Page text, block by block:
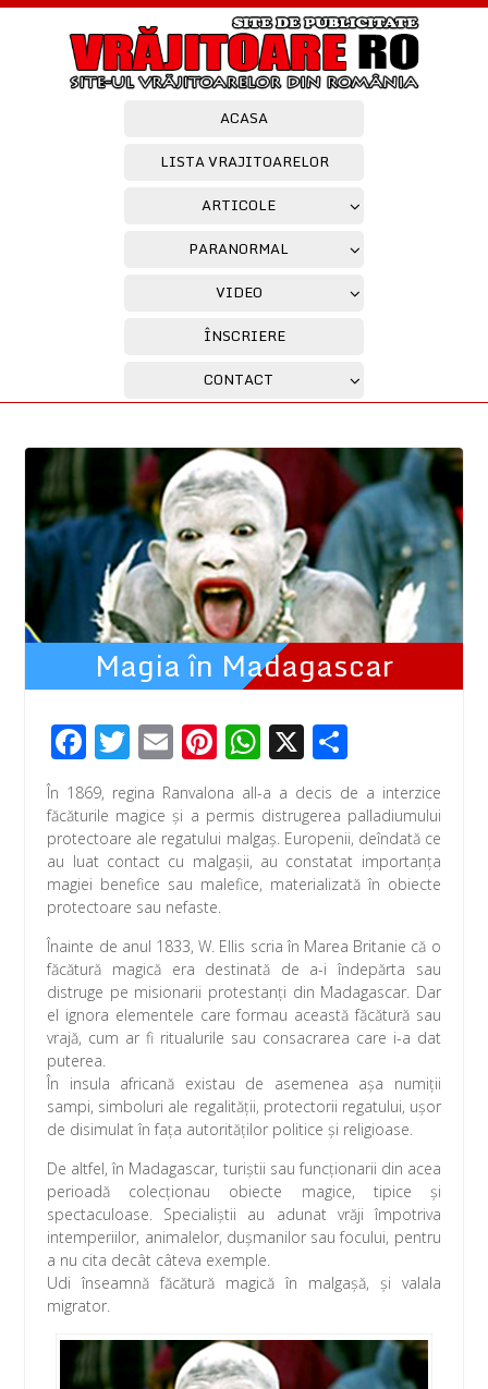
ACASA
LISTA VRAJITOARELOR
ARTICOLE
PARANORMAL
VIDEO
ÎNSCRIERE
CONTACT
Magia în Madagascar
F
ac
e
b
o
o
k
T
wi
tt
er
E
ail
Pi
er
e
st
W
at
s
A
p
X
ar
ta
je
az
În 1869, regina Ranvalona aII-a a decis de a interzice
făcăturile magice şi a permis distrugerea palladiumului
protectoare ale regatului malgaş. Europenii, deîndată ce
au luat contact cu malgaşii, au constatat importanţa
magiei benefice sau malefice, materializată în obiecte
protectoare sau nefaste.
Înainte de anul 1833, W. Ellis scria în Marea Britanie că o
făcătură magică era destinată de a-i îndepărta sau
distruge pe misionarii protestanţi din Madagascar. Dar
el ignora elementele care formau această făcătură sau
vrajă, cum ar fi ritualurile sau consacrarea care i-a dat
puterea.
În insula africană existau de asemenea aşa numiţii
sampi, simboluri ale regalităţii, protectorii regatului, uşor
de disimulat în faţa autorităţilor politice şi religioase.
De altfel, în Madagascar, turiştii sau funcţionarii din acea
perioadă colecţionau obiecte magice, tipice şi
spectaculoase. Specialiştii au adunat vrăji împotriva
intemperiilor, animalelor, duşmanilor sau focului, pentru
a nu cita decât câteva exemple.
Udi înseamnă făcătură magică în malgaşă, şi valala
migrator.